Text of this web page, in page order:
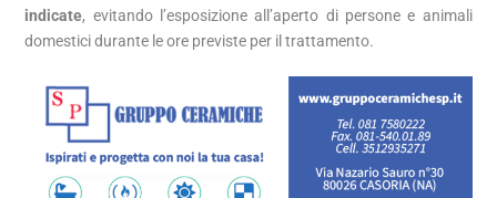
indicate, evitando l’esposizione all’aperto di persone e animali
domestici durante le ore previste per il trattamento.